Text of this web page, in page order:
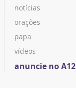
notícias
orações
papa
vídeos
anuncie no A12